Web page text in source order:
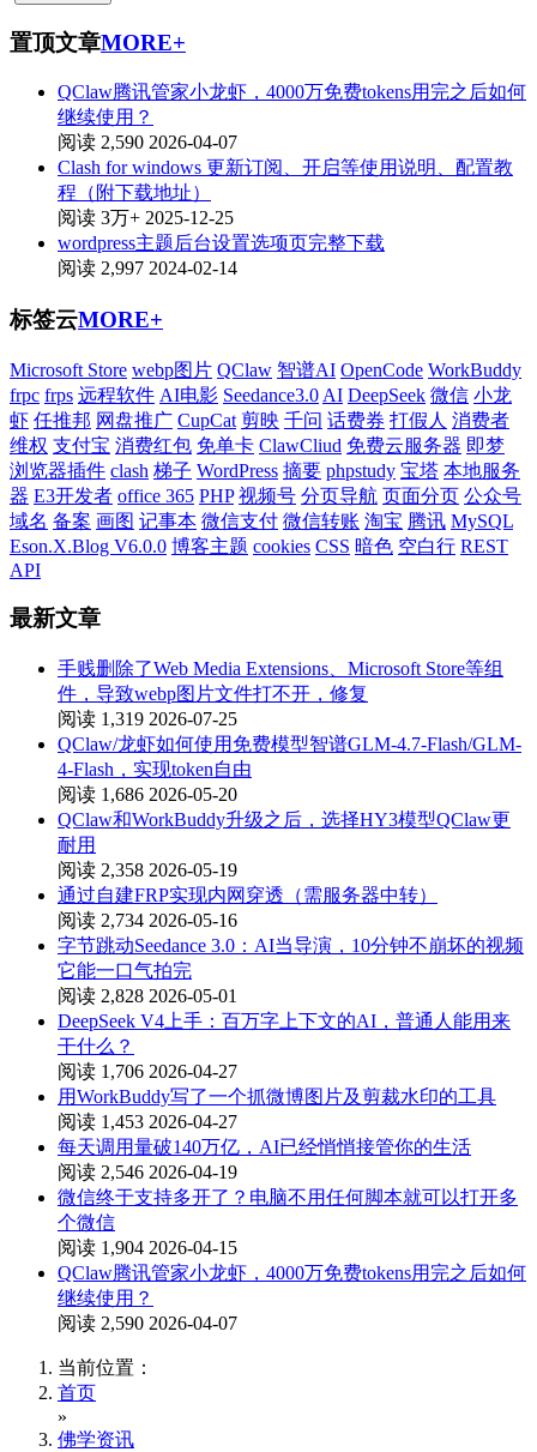
置顶文章MORE+
QClaw腾讯管家小龙虾，4000万免费tokens用完之后如何
继续使用？
阅读 2,590 2026-04-07
Clash for windows 更新订阅、开启等使用说明、配置教
程（附下载地址）
阅读 3万+ 2025-12-25
wordpress主题后台设置选项页完整下载
阅读 2,997 2024-02-14
标签云MORE+
Microsoft Store webp图片 QClaw 智谱AI OpenCode WorkBuddy
frpc frps 远程软件 AI电影 Seedance3.0 AI DeepSeek 微信 小龙
虾 任推邦 网盘推广 CupCat 剪映 千问 话费券 打假人 消费者
维权 支付宝 消费红包 免单卡 ClawCliud 免费云服务器 即梦
浏览器插件 clash 梯子 WordPress 摘要 phpstudy 宝塔 本地服务
器 E3开发者 office 365 PHP 视频号 分页导航 页面分页 公众号
域名 备案 画图 记事本 微信支付 微信转账 淘宝 腾讯 MySQL
Eson.X.Blog V6.0.0 博客主题 cookies CSS 暗色 空白行 REST
API
最新文章
手贱删除了Web Media Extensions、Microsoft Store等组
件，导致webp图片文件打不开，修复
阅读 1,319 2026-07-25
QClaw/龙虾如何使用免费模型智谱GLM-4.7-Flash/GLM-
4-Flash，实现token自由
阅读 1,686 2026-05-20
QClaw和WorkBuddy升级之后，选择HY3模型QClaw更
耐用
阅读 2,358 2026-05-19
通过自建FRP实现内网穿透（需服务器中转）
阅读 2,734 2026-05-16
字节跳动Seedance 3.0：AI当导演，10分钟不崩坏的视频
它能一口气拍完
阅读 2,828 2026-05-01
DeepSeek V4上手：百万字上下文的AI，普通人能用来
干什么？
阅读 1,706 2026-04-27
用WorkBuddy写了一个抓微博图片及剪裁水印的工具
阅读 1,453 2026-04-27
每天调用量破140万亿，AI已经悄悄接管你的生活
阅读 2,546 2026-04-19
微信终于支持多开了？电脑不用任何脚本就可以打开多
个微信
阅读 1,904 2026-04-15
QClaw腾讯管家小龙虾，4000万免费tokens用完之后如何
继续使用？
阅读 2,590 2026-04-07
当前位置：
首页
»
佛学资讯